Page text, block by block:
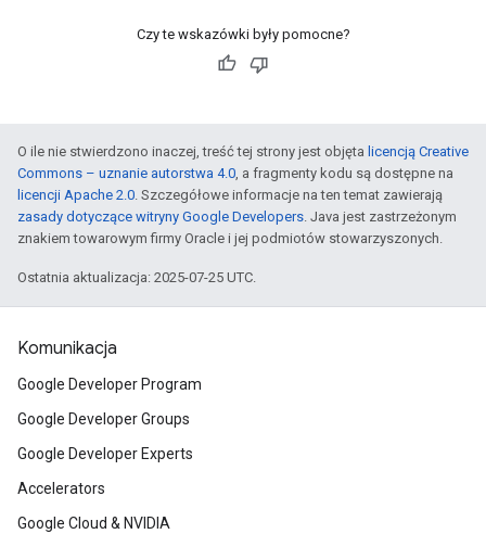
Czy te wskazówki były pomocne?
O ile nie stwierdzono inaczej, treść tej strony jest objęta licencją Creative
Commons – uznanie autorstwa 4.0, a fragmenty kodu są dostępne na
licencji Apache 2.0. Szczegółowe informacje na ten temat zawierają
zasady dotyczące witryny Google Developers. Java jest zastrzeżonym
znakiem towarowym firmy Oracle i jej podmiotów stowarzyszonych.
Ostatnia aktualizacja: 2025-07-25 UTC.
Komunikacja
Google Developer Program
Google Developer Groups
Google Developer Experts
Accelerators
Google Cloud & NVIDIA